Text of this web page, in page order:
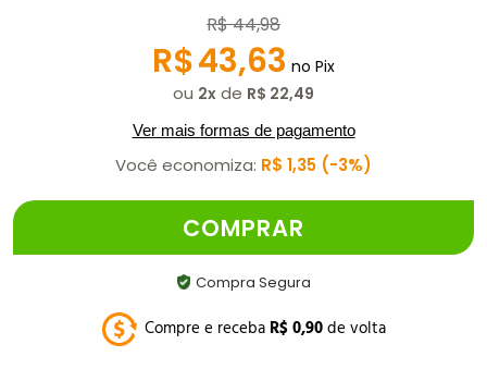
R$44,98
R$43,63 no Pix
ou 2 de R$ 22,49
Ver mais formas de pagamento
Você economiza: R$ 1,35 3%
COMPRAR
Compra Segura
Compre e receba R$0,90de volta